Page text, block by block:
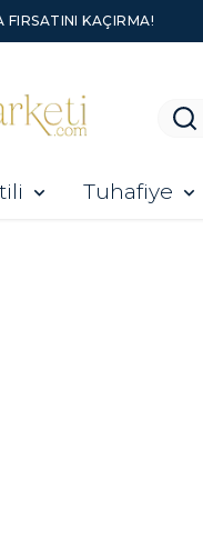
KAÇIRMA!
Tuhafiye